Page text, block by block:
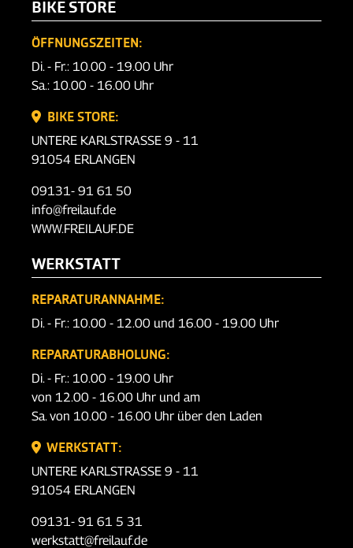
BIKE STORE
ÖFFNUNGSZEITEN:
Di. - Fr.: 10.00 - 19.00 Uhr
Sa.: 10.00 - 16.00 Uhr
BIKE STORE:
UNTERE KARLSTRASSE 9 - 11
91054 ERLANGEN
09131- 91 61 50
info@freilauf.de
WWW.FREILAUF.DE
WERKSTATT
REPARATURANNAHME:
Di. - Fr.: 10.00 - 12.00 und 16.00 - 19.00 Uhr
REPARATURABHOLUNG:
Di. - Fr.: 10.00 - 19.00 Uhr
von 12.00 - 16.00 Uhr und am
Sa. von 10.00 - 16.00 Uhr über den Laden
WERKSTATT:
UNTERE KARLSTRASSE 9 - 11
91054 ERLANGEN
09131- 91 61 5 31
werkstatt@freilauf.de